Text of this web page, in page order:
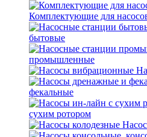
Комплектующие для
бытовые
промышленные
фекальные
сухим ротором